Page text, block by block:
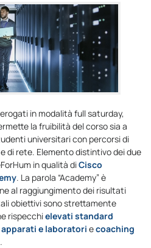
in modalità full saturday,
la fruibilità del corso sia a
universitari con percorsi di
di rete. Elemento distintivo dei due
in qualità diCisco
. La parola “Academy” è
al raggiungimento dei risultati
obiettivi sono strettamente
rispecchielevati standard
apparati e laboratori ecoaching